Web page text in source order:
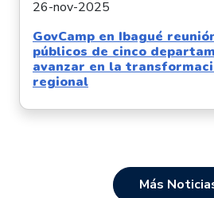
26-nov-2025
GovCamp en Ibagué
públicos de cinco
avanzar en la
regional
Más